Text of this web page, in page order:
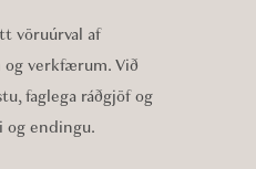
vöruúrval af
og verkfærum. Við
faglega ráðgjöf og
og endingu.